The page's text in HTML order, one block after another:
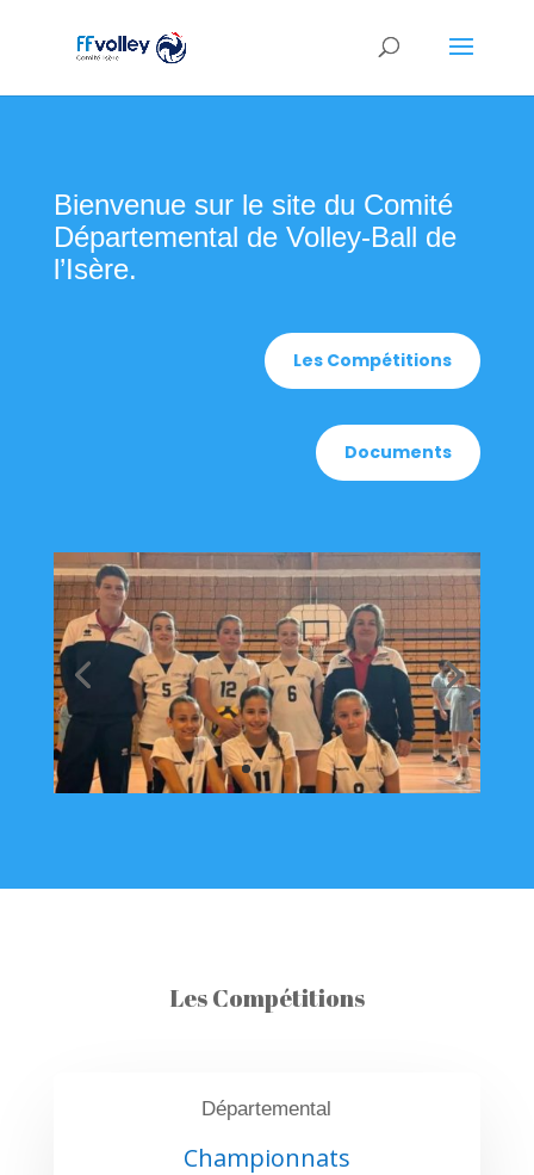
Bienvenue sur le site du Comité
Départemental de Volley-Ball de
l’Isère.
Les Compétitions
Documents
Les Compétitions
Départemental
Championnats